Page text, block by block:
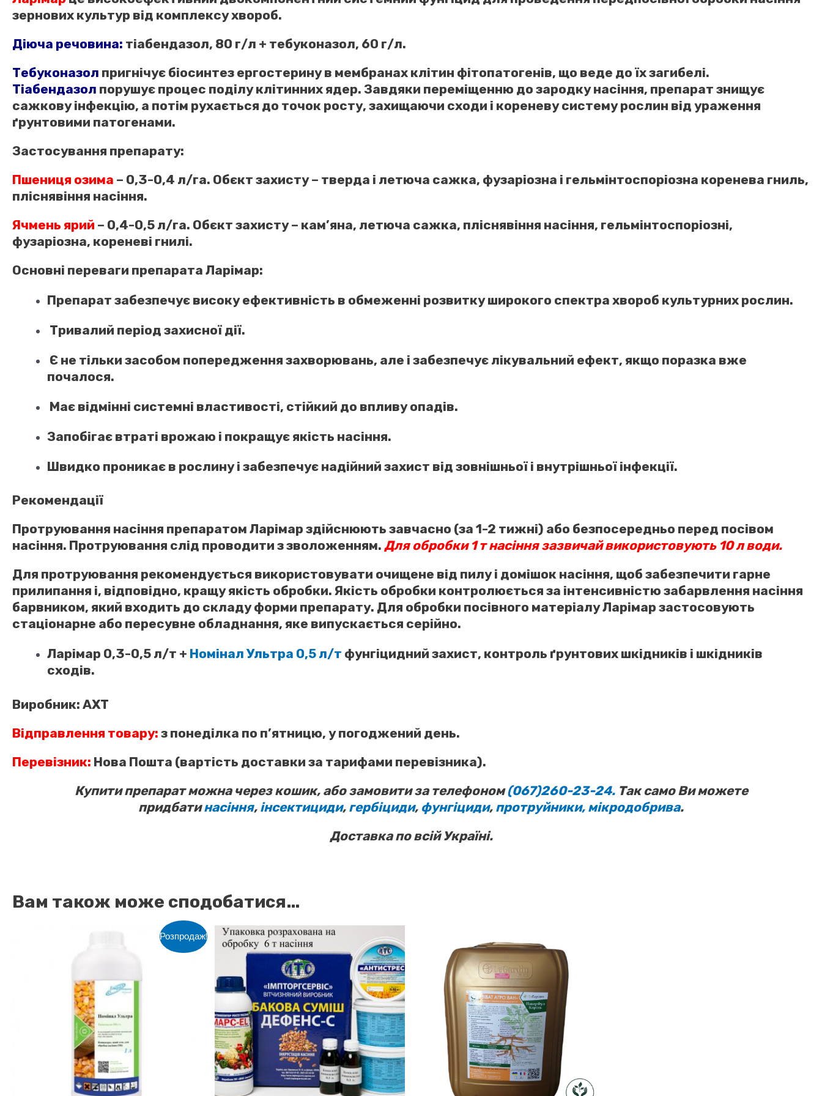
зернових культур від комплексу хвороб.
Діюча речовина: тіабендазол, 80 г/л + тебуконазол, 60 г/л.
Тебуконазол пригнічує біосинтез ергостерину в мембранах клітин фітопатогенів, що веде до їх загибелі.
Тіабендазол порушує процес поділу клітинних ядер. Завдяки переміщенню до зародку насіння, препарат знищує
сажкову інфекцію, а потім рухається до точок росту, захищаючи сходи і кореневу систему рослин від ураження
ґрунтовими патогенами.
Застосування препарату:
Пшениця озима – 0,3-0,4 л/га. Обєкт захисту – тверда і летюча сажка, фузаріозна і гельмінтоспоріозна коренева гниль,
пліснявіння насіння.
Ячмень ярий – 0,4-0,5 л/га. Обєкт захисту – кам’яна, летюча сажка, пліснявіння насіння, гельмінтоспоріозні,
фузаріозна, кореневі гнилі.
Основні переваги препарата Ларімар:
Препарат забезпечує високу ефективність в обмеженні розвитку широкого спектра хвороб культурних рослин.
Тривалий період захисної дії.
Є не тільки засобом попередження захворювань, але і забезпечує лікувальний ефект, якщо поразка вже
почалося.
Має відмінні системні властивості, стійкий до впливу опадів.
Запобігає втраті врожаю і покращує якість насіння.
Швидко проникає в рослину і забезпечує надійний захист від зовнішньої і внутрішньої інфекції.
Рекомендації
Протруювання насіння препаратом Ларімар здійснюють завчасно (за 1-2 тижні) або безпосередньо перед посівом
насіння. Протруювання слід проводити з зволоженням. Для обробки 1 т насіння зазвичай використовують 10 л води.
Для протруювання рекомендується використовувати очищене від пилу і домішок насіння, щоб забезпечити гарне
прилипання і, відповідно, кращу якість обробки. Якість обробки контролюється за інтенсивністю забарвлення насіння
барвником, який входить до складу форми препарату. Для обробки посівного матеріалу Ларімар застосовують
стаціонарне або пересувне обладнання, яке випускається серійно.
Ларімар 0,3-0,5 л/т + Номінал Ультра 0,5 л/т фунгіцидний захист, контроль ґрунтових шкідників і шкідників
сходів.
Виробник: АХТ
Відправлення товару: з понеділка по п’ятницю, у погоджений день.
Перевізник: Нова Пошта (вартість доставки за тарифами перевізника).
Купити препарат можна через кошик, або замовити за телефоном(067)260-23-24. Так само Ви можете
придбатинасіння, інсектициди, гербіциди, фунгіциди, протруйники, мікродобрива.
Доставка по всій Україні.
Вам також може сподобатися…
Розпродаж!